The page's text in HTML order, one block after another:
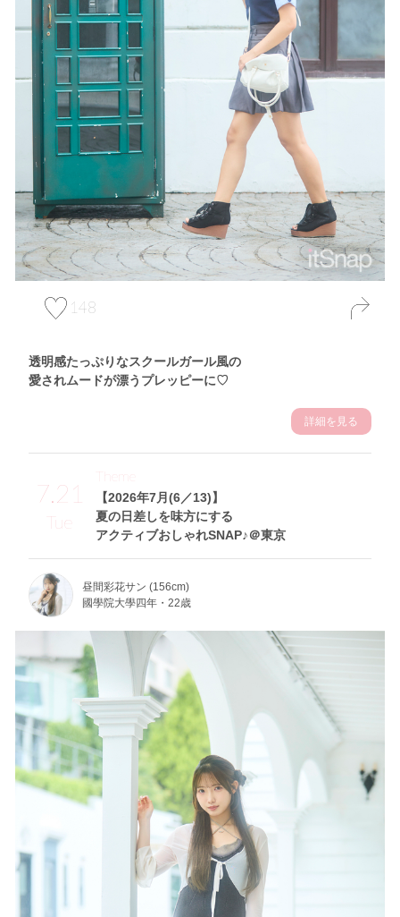
148
透明感たっぷりなスクールガール風の
愛されムードが漂うプレッピーに♡
詳細を見る
7.21
Tue
【2026年7月(6／13)】
夏の日差しを味方にする
アクティブおしゃれSNAP♪＠東京
Theme
昼間彩花サン (156cm)
國學院大學四年・22歳